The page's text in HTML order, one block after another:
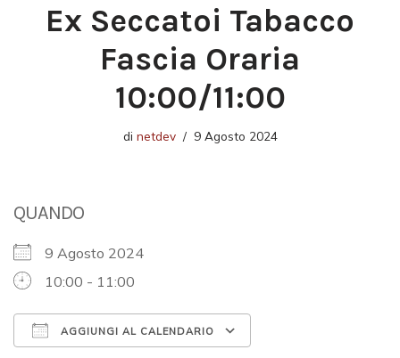
Ex Seccatoi Tabacco
Fascia Oraria
10:00/11:00
di netdev 9 Agosto 2024
QUANDO
9 Agosto 2024
10:00 - 11:00
AGGIUNGI AL CALENDARIO